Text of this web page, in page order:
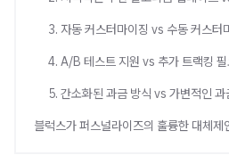
3. 자동 커스터마이징 vs 수동 커스터
4. A/B 테스트 지원 vs 추가 트랙킹
5. 간소화된 과금 방식 vs 가변적인 과
블럭스가 퍼스널라이즈의 훌륭한 대체제